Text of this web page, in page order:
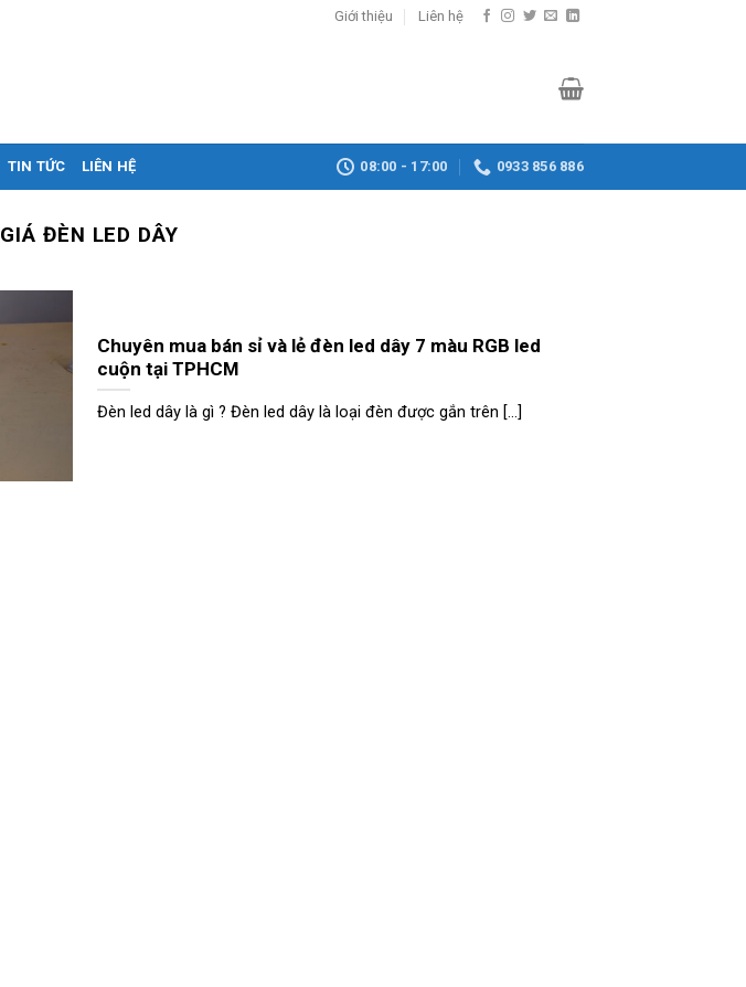
Giới thiệu Liên hệ
TIN TỨC LIÊN HỆ 08:00 - 17:00 0933 856 886
GIÁ ĐÈN LED DÂY
Chuyên mua bán sỉ và lẻ đèn led dây 7 màu RGB led
cuộn tại TPHCM
Đèn led dây là gì ? Đèn led dây là loại đèn được gắn trên [...]